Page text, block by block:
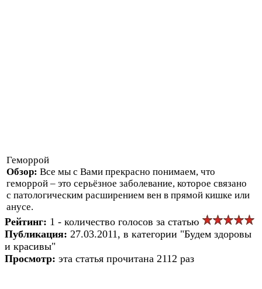
Геморрой
Обзор: Все мы с Вами прекрасно понимаем, что
геморрой – это серьёзное заболевание, которое связано
с патологическим расширением вен в прямой кишке или
анусе.
Рейтинг: 1 - количество голосов за статью
Публикация: 27.03.2011, в категории "Будем здоровы
и красивы"
Просмотр: эта статья прочитана 2112 раз